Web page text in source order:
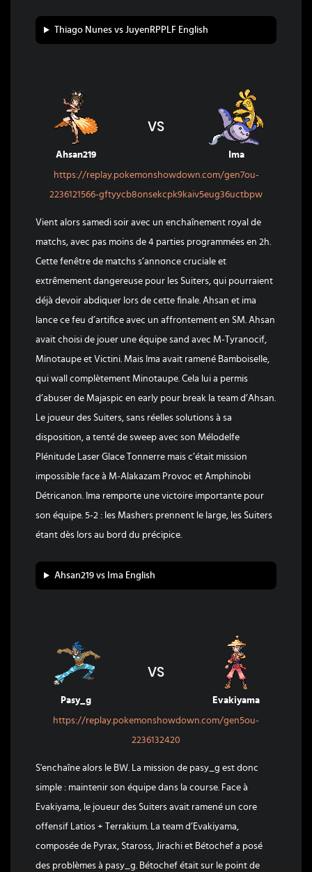
Thiago Nunes vs JuyenRPPLF English
Ahsan219
VS
Ima
https://replay.pokemonshowdown.com/gen7ou-
2236121566-gftyycb8onsekcpk9kaiv5eug36uctbpw
Vient alors samedi soir avec un enchaînement royal de
matchs, avec pas moins de 4 parties programmées en 2h.
Cette fenêtre de matchs s’annonce cruciale et
extrêmement dangereuse pour les Suiters, qui pourraient
déjà devoir abdiquer lors de cette finale. Ahsan et ima
lance ce feu d’artifice avec un affrontement en SM. Ahsan
avait choisi de jouer une équipe sand avec M-Tyranocif,
Minotaupe et Victini. Mais Ima avait ramené Bamboiselle,
qui wall complètement Minotaupe. Cela lui a permis
d’abuser de Majaspic en early pour break la team d’Ahsan.
Le joueur des Suiters, sans réelles solutions à sa
disposition, a tenté de sweep avec son Mélodelfe
Plénitude Laser Glace Tonnerre mais c’était mission
impossible face à M-Alakazam Provoc et Amphinobi
Détricanon. Ima remporte une victoire importante pour
son équipe. 5-2 : les Mashers prennent le large, les Suiters
étant dès lors au bord du précipice.
Ahsan219 vs Ima English
Pasy_g
VS
Evakiyama
https://replay.pokemonshowdown.com/gen5ou-
2236132420
S'enchaîne alors le BW. La mission de pasy_g est donc
simple : maintenir son équipe dans la course. Face à
Evakiyama, le joueur des Suiters avait ramené un core
offensif Latios + Terrakium. La team d’Evakiyama,
composée de Pyrax, Staross, Jirachi et Bétochef a posé
des problèmes à pasy_g. Bétochef était sur le point de